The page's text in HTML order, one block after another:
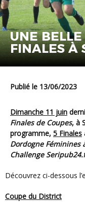
UNE
FINALES À
BREUILH !
Publié le 13/06/2023
Dimanche 11 juin
Finales de Coupes, à
programme, 5 Finales
Dordogne Féminines
Challenge
Découvrez ci-dessous
Coupe du District